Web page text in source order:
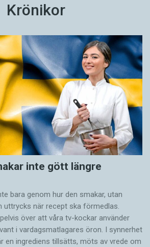
Krönikor
inte gött längre
bara genom hur den smakar, utan
uttrycks när recept ska förmedlas.
över att våra tv-kockar använder
i vardagsmatlagares öron. I synnerhet
en ingrediens tillsätts, möts av vrede om